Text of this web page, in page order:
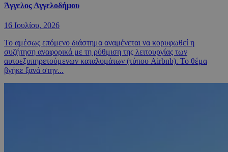
Άγγελος Αγγελοδήμου
16 Ιουλίου, 2026
Το αμέσως επόμενο διάστημα αναμένεται να κορυφωθεί η
συζήτηση αναφορικά με τη ρύθμιση της λειτουργίας των
αυτοεξυπηρετούμενων καταλυμάτων (τύπου Airbnb). Το θέμα
βγήκε ξανά στην...